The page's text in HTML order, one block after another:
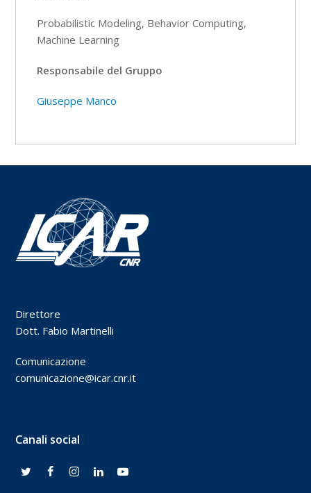
Probabilistic Modeling, Behavior Computing,
Machine Learning
Responsabile del Gruppo
Giuseppe Manco
Direttore
Dott. Fabio Martinelli
Comunicazione
comunicazione@icar.cnr.it
Canali social